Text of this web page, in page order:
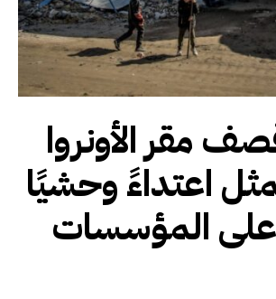
مقر الأونروا
اعتداءً وحشيًا
المؤسسات